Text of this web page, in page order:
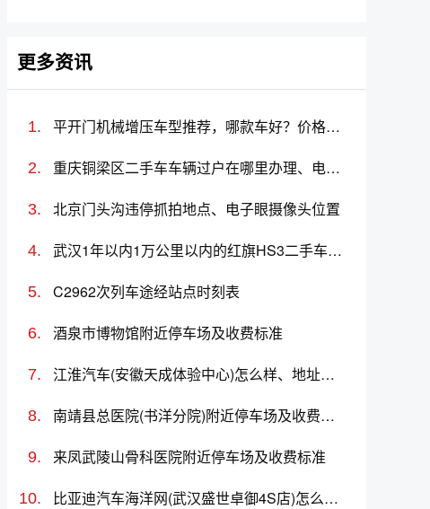
更多资讯
平开门机械增压车型推荐，哪款车好？价格与选购指南
重庆铜梁区二手车车辆过户在哪里办理、电话、上班时间
北京门头沟违停抓拍地点、电子眼摄像头位置
武汉1年以内1万公里以内的红旗HS3二手车多少钱
C2962次列车途经站点时刻表
酒泉市博物馆附近停车场及收费标准
江淮汽车(安徽天成体验中心)怎么样、地址、电话、上班时间查询
南靖县总医院(书洋分院)附近停车场及收费标准
来凤武陵山骨科医院附近停车场及收费标准
比亚迪汽车海洋网(武汉盛世卓御4S店)怎么样、地址、电话、上班时间查询